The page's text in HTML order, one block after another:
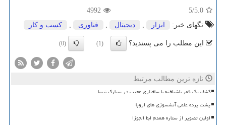
5.0
/5
4992
تگهای خبر:
ابزار دیجیتال فناوری كسب و كار
این مطلب را می پسندید؟ (1)
(0)
تازه ترین مطالب مرتبط
کشف یک قمر ناشناخته با ساختاری عجیب در سیارک نیسا
پشت پرده علمی آتشسوزی های اروپا
اولین تصویر از ستاره همدم ابط الجوزا